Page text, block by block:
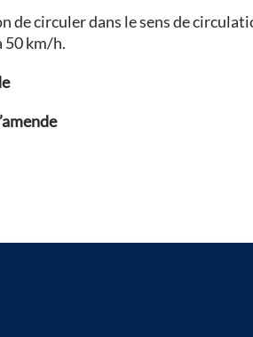
circuler dans le sens de
50 km/h.